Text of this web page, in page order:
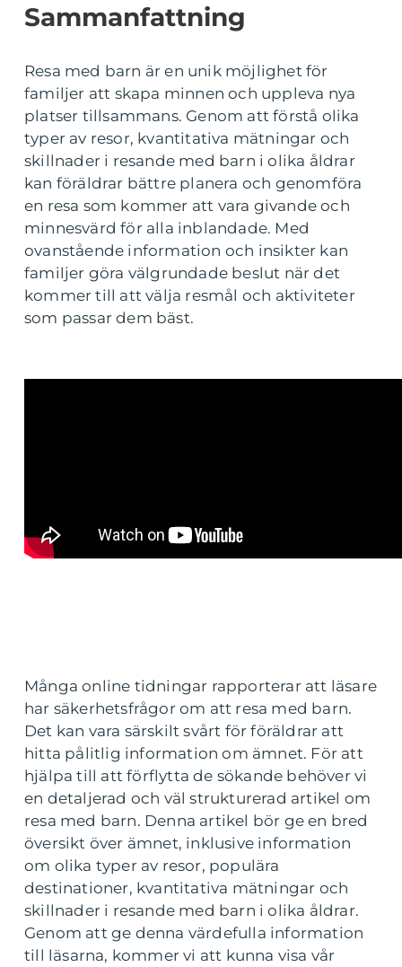
Sammanfattning
Resa med barn är en unik möjlighet för
familjer att skapa minnen och uppleva nya
platser tillsammans. Genom att förstå olika
typer av resor, kvantitativa mätningar och
skillnader i resande med barn i olika åldrar
kan föräldrar bättre planera och genomföra
en resa som kommer att vara givande och
minnesvärd för alla inblandade. Med
ovanstående information och insikter kan
familjer göra välgrundade beslut när det
kommer till att välja resmål och aktiviteter
som passar dem bäst.
Många online tidningar rapporterar att läsare
har säkerhetsfrågor om att resa med barn.
Det kan vara särskilt svårt för föräldrar att
hitta pålitlig information om ämnet. För att
hjälpa till att förflytta de sökande behöver vi
en detaljerad och väl strukturerad artikel om
resa med barn. Denna artikel bör ge en bred
översikt över ämnet, inklusive information
om olika typer av resor, populära
destinationer, kvantitativa mätningar och
skillnader i resande med barn i olika åldrar.
Genom att ge denna värdefulla information
till läsarna, kommer vi att kunna visa vår